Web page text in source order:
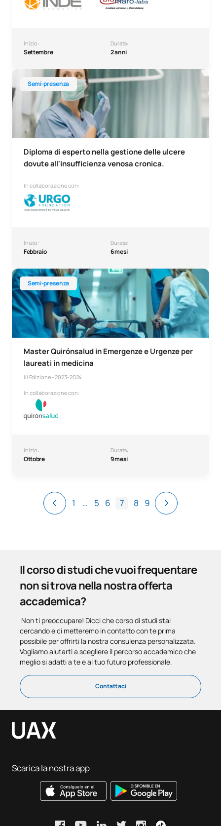
Inizio:
Settembre
Durata:
2 anni
Semi-presenza
Diploma di esperto nella gestione delle ulcere
dovute all'insufficienza venosa cronica.
In collaborazione con:
Inizio:
Febbraio
Durata:
6 mesi
Diploma di esperto nella gestione delle ulcere da
Semi-presenza
Master Quirónsalud in Emergenze e Urgenze per
laureati in medicina
III Edizione - 2023-2024
In collaborazione con:
Inizio:
Ottobre
Durata:
9 mesi
Master Quirónsalud in Medicina d'urgenza per laureati in
1 … 5 6 7 8 9
Il corso di studi che vuoi frequentare
non si trova nella nostra offerta
accademica?
Non ti preoccupare! Dicci che corso di studi stai
cercando e ci metteremo in contatto con te prima
possibile per offrirti la nostra consulenza personalizzata.
Vogliamo aiutarti a scegliere il percorso accademico che
meglio si adatti a te e al tuo futuro professionale.
Contattaci
Scarica la nostra app